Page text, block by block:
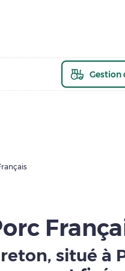
Gestion
situé à